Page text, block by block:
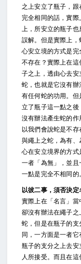
之上安立了瓶子，
完全相同的話，實際
上，所安立的瓶子
誤解。但是實際上
心安立境的方式是
不存在？實際上在
子之上，透由心去
蛇，也就是它沒有辦
有任何蛇的功用。
立了瓶子這一點之
沒有辦法產生蛇的
以我們會說蛇是不
與繩上之蛇，為有
心在安立境界的方式
一者「為無」，並
一點是完全不相同的
以彼二事，須否決定
實際上在「名言」
卻沒有辦法在繩子
蛇，但是在瓶子的
同，一方面是一者
瓶子的支分之上去安
人所接受。而且在